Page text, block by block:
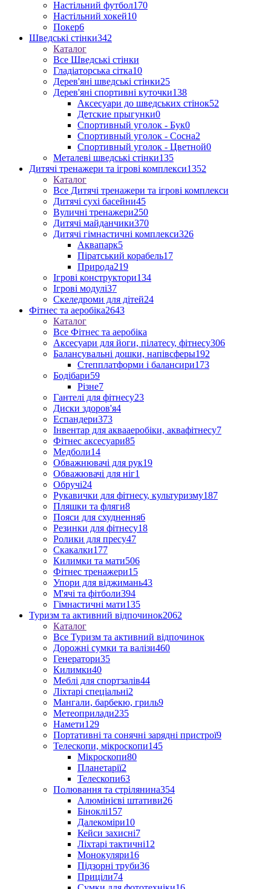
Настільний футбол170
Настільний хокей10
Покер6
Шведські стінки342
Каталог
Все Шведські стінки
Гладіаторська сітка10
Дерев'яні шведські стінки25
Дерев'яні спортивні куточки138
Аксесуари до шведських стінок52
Детские прыгунки0
Спортивный уголок - Бук0
Спортивный уголок - Сосна2
Спортивный уголок - Цветной0
Металеві шведські стінки135
Дитячі тренажери та ігрові комплекси1352
Каталог
Все Дитячі тренажери та ігрові комплекси
Дитячі сухі басейни45
Вуличні тренажери250
Дитячі майданчики370
Дитячі гімнастичні комплекси326
Аквапарк5
Піратський корабель17
Природа219
Ігрові конструктори134
Ігрові модулі37
Скеледроми для дітей24
Фітнес та аеробіка2643
Каталог
Все Фітнес та аеробіка
Аксесуари для йоги, пілатесу, фітнесу306
Балансувальні дошки, напівсферы192
Степплатформи і балансири173
Бодібари59
Різне7
Гантелі для фітнесу23
Диски здоров'я4
Еспандери373
Інвентар для аквааеробіки, аквафітнесу7
Фітнес аксесуари85
Медболи14
Обважнювачі для рук19
Обважювачі для ніг1
Обручі24
Рукавички для фітнесу, культуризму187
Пляшки та фляги8
Пояси для схуднення6
Резинки для фітнесу18
Ролики для пресу47
Скакалки177
Килимки та мати506
Фітнес тренажери15
Упори для віджимань43
М'ячі та фітболи394
Гімнастичні мати135
Туризм та активний відпочинок2062
Каталог
Все Туризм та активний відпочинок
Дорожні сумки та валізи460
Генератори35
Килимки40
Меблі для спортзалів44
Ліхтарі спеціальні2
Мангали, барбекю, гриль9
Метеоприлади235
Намети129
Портативні та сонячні зарядні пристрої9
Телескопи, мікроскопи145
Мікроскопи80
Планетарії2
Телескопи63
Полювання та стрілянина354
Алюмінієві штативи26
Біноклі157
Далекоміри10
Кейси захисні7
Ліхтарі тактичні12
Монокуляри16
Підзорні труби36
Приціли74